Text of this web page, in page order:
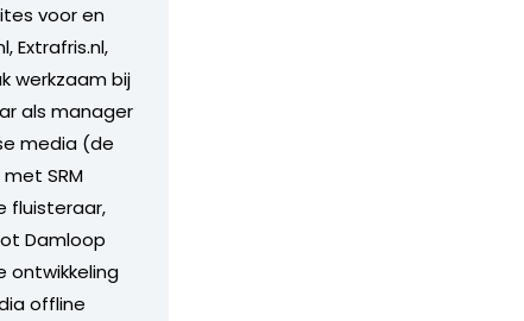
voor en
Extrafris.nl,
werkzaam bij
als manager
media (de
SRM
fluisteraar,
Damloop
ontwikkeling
offline